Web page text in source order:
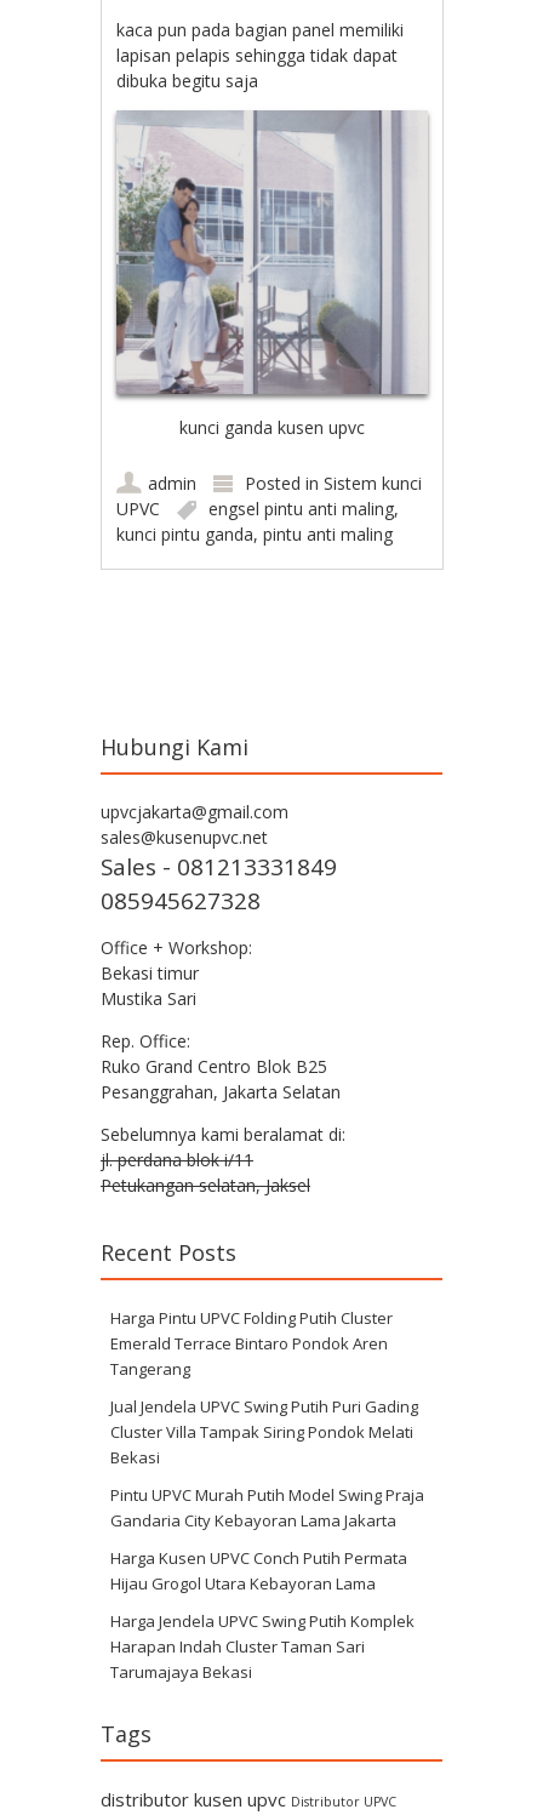
kaca pun pada bagian panel memiliki
lapisan pelapis sehingga tidak dapat
dibuka begitu saja
kunci ganda kusen upvc
admin Posted inSistem kunci
UPVC
engsel pintu anti maling,
kunci pintu ganda,pintu anti maling
Hubungi Kami
upvcjakarta@gmail.com
sales@kusenupvc.net
Sales - 081213331849
085945627328
Office + Workshop:
Bekasi timur
Mustika Sari
Rep. Office:
Ruko Grand Centro Blok B25
Pesanggrahan, Jakarta Selatan
Sebelumnya kami beralamat di:
jl. perdana blok i/11
Petukangan selatan, Jaksel
Recent Posts
Harga Pintu UPVC Folding Putih Cluster
Emerald Terrace Bintaro Pondok Aren
Tangerang
Jual Jendela UPVC Swing Putih Puri Gading
Cluster Villa Tampak Siring Pondok Melati
Bekasi
Pintu UPVC Murah Putih Model Swing Praja
Gandaria City Kebayoran Lama Jakarta
Harga Kusen UPVC Conch Putih Permata
Hijau Grogol Utara Kebayoran Lama
Harga Jendela UPVC Swing Putih Komplek
Harapan Indah Cluster Taman Sari
Tarumajaya Bekasi
Tags
distributor kusen upvc Distributor UPVC